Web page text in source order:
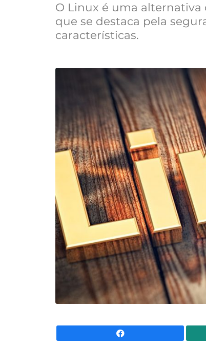
O Linux é uma alternativa
que se destaca pela
características.